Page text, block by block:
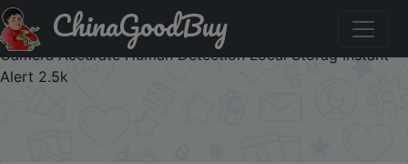
Придбати по знижці 6789.32 от 12899.71 руб. World
Premiere IMILAB Smart Video Doorbell 5200mAh Security
Camera Accurate Human Detection Local Storag Instant
Alert 2.5k
ChinaGoodBuy